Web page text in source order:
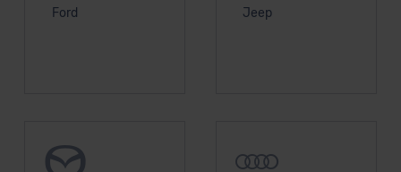
unserem Datenschutzbeauftragten unter
Ford Jeep